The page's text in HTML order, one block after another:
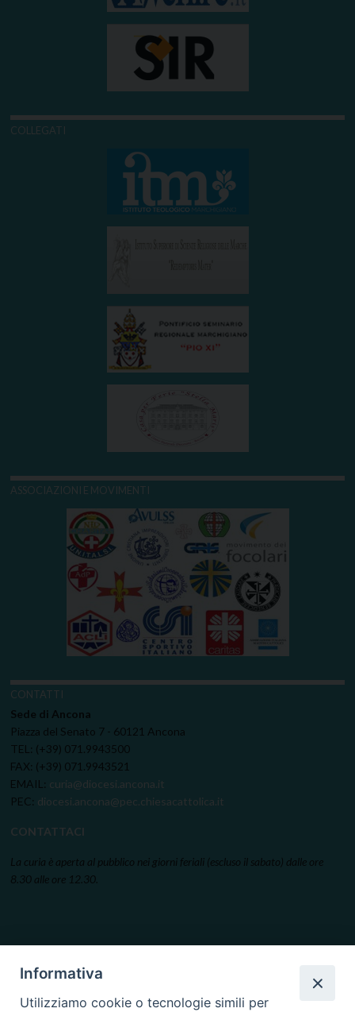
COLLEGATI
ASSOCIAZIONI E MOVIMENTI
CONTATTI
Sede di Ancona
Piazza del Senato 7 - 60121 Ancona
TEL: (+39) 071.9943500
FAX: (+39) 071.9943521
EMAIL: curia@diocesi.ancona.it
PEC: diocesi.ancona@pec.chiesacattolica.it
CONTATTACI
La curia è aperta al pubblico nei giorni feriali (escluso il sabato) dalle ore
8.30 alle ore 12.30.
Informativa
Utilizziamo cookie o tecnologie simili per